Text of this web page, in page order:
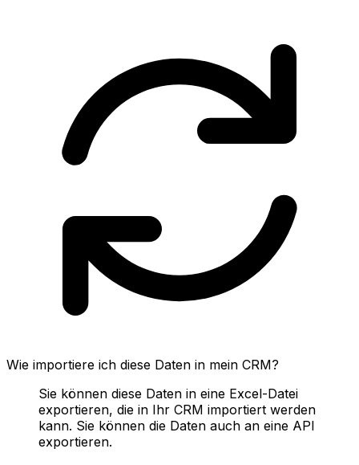
Wie importiere ich diese Daten in mein CRM?
Sie können diese Daten in eine Excel-Datei
exportieren, die in Ihr CRM importiert werden
kann. Sie können die Daten auch an eine API
exportieren.